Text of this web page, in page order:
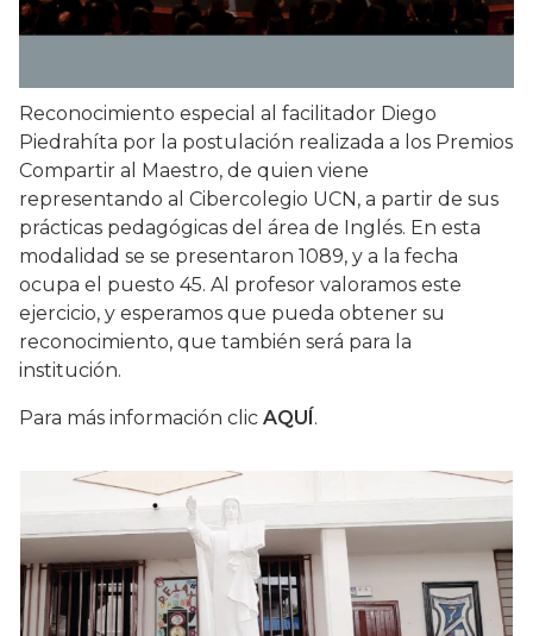
Reconocimiento especial al facilitador Diego
Piedrahíta por la postulación realizada a los Premios
Compartir al Maestro, de quien viene
representando al Cibercolegio UCN, a partir de sus
prácticas pedagógicas del área de Inglés. En esta
modalidad se se presentaron 1089, y a la fecha
ocupa el puesto 45. Al profesor valoramos este
ejercicio, y esperamos que pueda obtener su
reconocimiento, que también será para la
institución.
Para más información clic AQUÍ.